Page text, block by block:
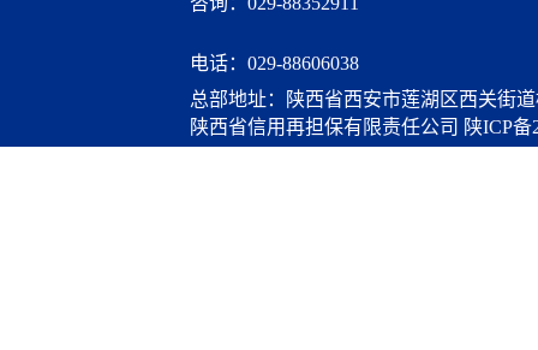
电话： 029-88606038
陕西省信用再担保有限责任公司 陕ICP备
总部地址：陕西省西安市莲湖区西关街